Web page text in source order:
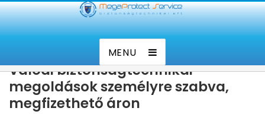
Kamera rendszer. Riasztó rendszer tervezés, telepítés,
Távfelügyelet
MENU
Kamerás lakásriasztó rendszerek
tervezése, telepítése, megbízható
Valódi biztonságtechnikai
megoldások személyre szabva,
megfizethető áron